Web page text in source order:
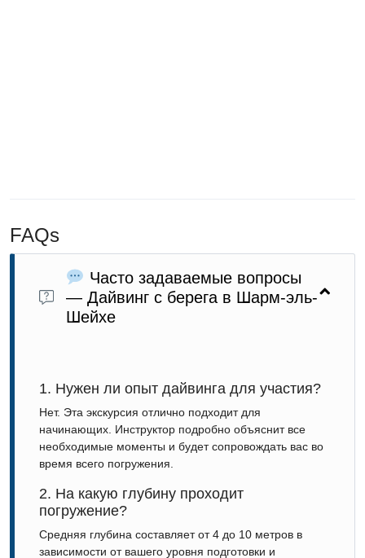
FAQs
Часто задаваемые вопросы
— Дайвинг с берега в Шарм-эль-
Шейхе
1. Нужен ли опыт дайвинга для участия?
Нет. Эта экскурсия отлично подходит для
начинающих. Инструктор подробно объяснит все
необходимые моменты и будет сопровождать вас во
время всего погружения.
2. На какую глубину проходит
погружение?
Средняя глубина составляет от 4 до 10 метров в
зависимости от вашего уровня подготовки и